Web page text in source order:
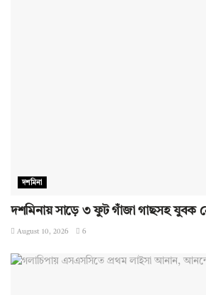
দশমিনা
দশমিনায় সাড়ে ৩ ফুট গাঁজা গাছসহ যুবক
August 10, 2026 6